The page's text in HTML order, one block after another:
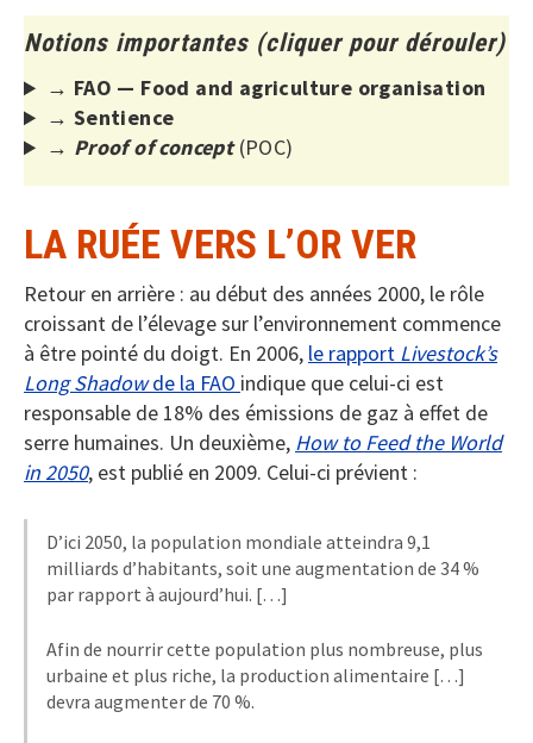
Notions importantes (cliquer pour dérouler)
→ FAO — Food and agriculture organisation
→ Sentience
→ Proof of concept(POC)
LA RUÉE VERS L’OR VER
Retour en arrière : au début des années 2000, le rôle
croissant de l’élevage sur l’environnement commence
à être pointé du doigt. En 2006, le rapport Livestock’s
Long Shadowde la FAO indique que celui-ci est
responsable de 18% des émissions de gaz à effet de
serre humaines. Un deuxième, How to Feed the World
in 2050, est publié en 2009. Celui-ci prévient :
D’ici 2050, la population mondiale atteindra 9,1
milliards d’habitants, soit une augmentation de 34 %
par rapport à aujourd’hui. […]
Afin de nourrir cette population plus nombreuse, plus
urbaine et plus riche, la production alimentaire […]
devra augmenter de 70 %.